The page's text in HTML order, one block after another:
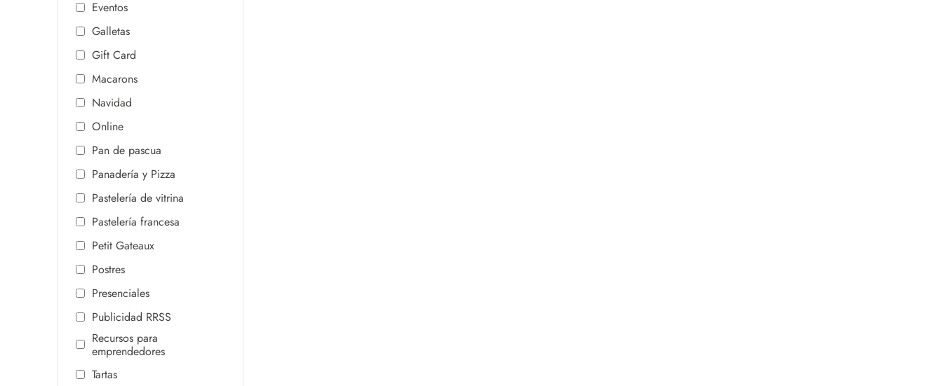
Eventos
Galletas
Gift Card
Macarons
Navidad
Online
Pan de pascua
Panadería y Pizza
Pastelería de vitrina
Pastelería francesa
Petit Gateaux
Postres
Presenciales
Publicidad RRSS
Recursos para
emprendedores
Tartas